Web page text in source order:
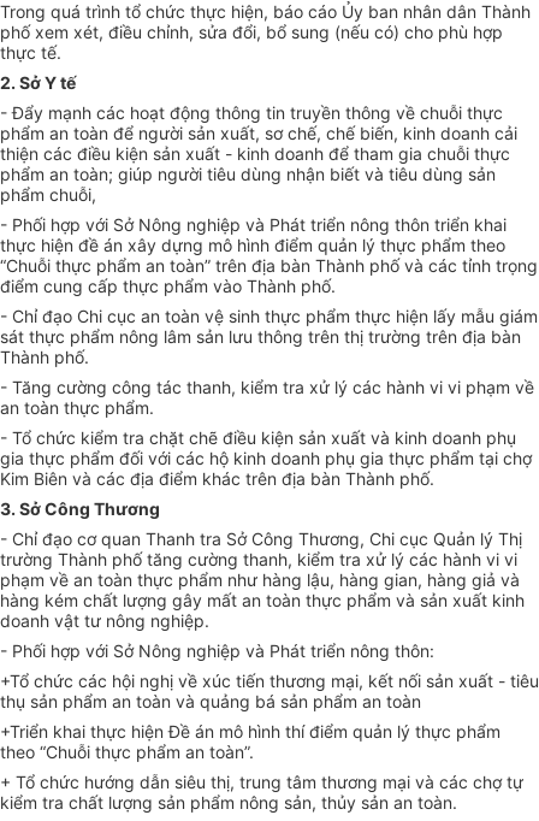
Trong quá trình tổ chức thực hiện, báo cáo Ủy ban nhân dân Thành
phố xem xét, điều chỉnh, sửa đổi, bổ sung (nếu có) cho phù hợp
thực tế.
2. Sở Y tế
- Đẩy mạnh các hoạt động thông tin truyền thông về chuỗi thực
phẩm an toàn để người sản xuất, sơ chế, chế biến, kinh doanh cải
thiện các điều kiện sản xuất - kinh doanh để tham gia chuỗi thực
phẩm an toàn; giúp người tiêu dùng nhận biết và tiêu dùng sản
phẩm chuỗi,
- Phối hợp với Sở Nông nghiệp và Phát triển nông thôn triển khai
thực hiện đề án xây dựng mô hình điểm quản lý thực phẩm theo
“Chuỗi thực phẩm an toàn” trên địa bàn Thành phố và các tỉnh trọng
điểm cung cấp thực phẩm vào Thành phố.
- Chỉđạo Chi cục an toàn vệ sinh thực phẩm thực hiện lấy mẫu giám
sát thực phẩm nông lâm sản lưu thông trên thị trường trên địa bàn
Thành phố.
- Tăng cường công tác thanh, kiểm tra xử lý các hành vi vi phạm về
an toàn thực phẩm.
- Tổ chức kiểm tra chặt chẽ điều kiện sản xuất và kinh doanh phụ
gia thực phẩm đối với các hộ kinh doanh phụ gia thực phẩm tại chợ
Kim Biên và các địa điểm khác trên địa bàn Thành phố.
3. Sở Công Thương
- Chỉ đạo cơ quan Thanh tra Sở Công Thương, Chi cục Quản lý Thị
trường Thành phố tăng cường thanh, kiểm tra xử lý các hành vi vi
phạm về an toàn thực phẩm như hàng lậu, hàng gian, hàng giả và
hàng kém chất lượng gây mất an toàn thực phẩm và sản xuất kinh
doanh vật tư nông nghiệp.
- Phối hợp với Sở Nông nghiệp và Phát triển nông thôn:
+Tổ chức các hội nghị về xúc tiến thương mại, kết nối sản xuất - tiêu
thụ sản phẩm an toàn và quảng bá sản phẩm an toàn
+Triển khai thực hiện Đề án mô hình thí điểm quản lý thực phẩm
theo “Chuỗi thực phẩm an toàn”.
+ Tổ chức hướng dẫn siêu thị, trung tâm thương mại và các chợ tự
kiểm tra chất lượng sản phẩm nông sản, thủy sản an toàn.